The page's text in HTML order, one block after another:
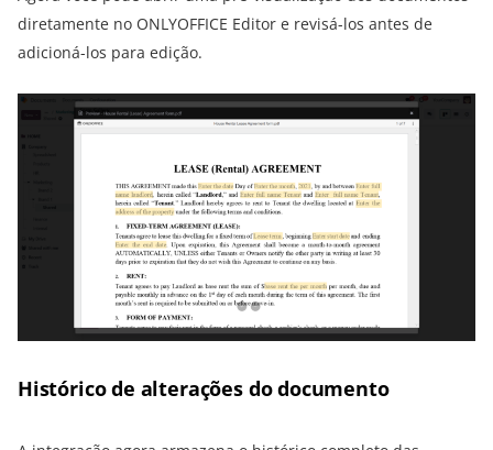
diretamente no ONLYOFFICE Editor e revisá-los antes de
adicioná-los para edição.
Histórico de alterações do documento